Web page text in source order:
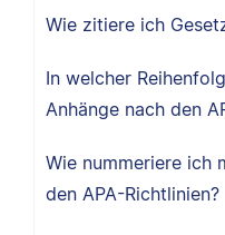
Wie zitiere ich
In welcher
Anhänge nach den
Wie nummeriere ich
den APA-Richtlinien?